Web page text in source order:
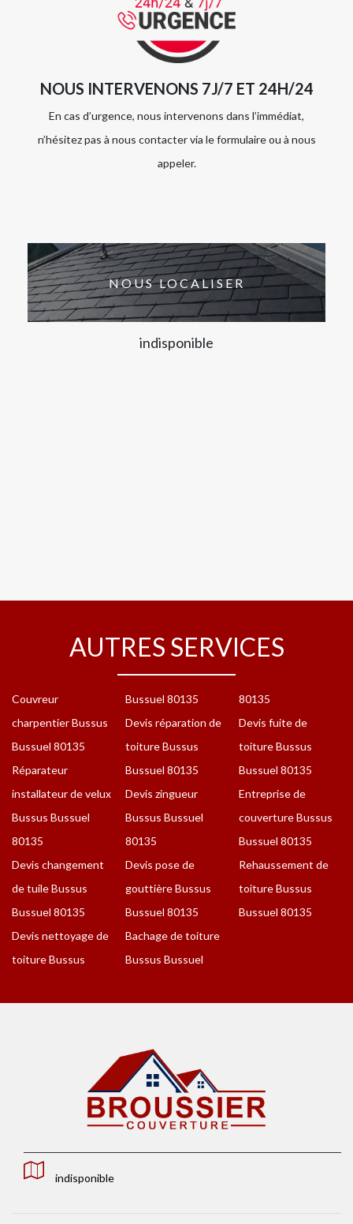
NOUS INTERVENONS 7J/7 ET 24H/24
En cas d’urgence, nous intervenons dans l’immédiat,
n’hésitez pas à nous contacter via le formulaire ou à nous
appeler.
NOUS LOCALISER
indisponible
AUTRES SERVICES
Couvreur
charpentier Bussus
Bussuel 80135
Réparateur
installateur de velux
Bussus Bussuel
80135
Devis changement
de tuile Bussus
Bussuel 80135
Devis nettoyage de
toiture Bussus
Bussuel 80135
Devis réparation de
toiture Bussus
Bussuel 80135
Devis zingueur
Bussus Bussuel
80135
Devis pose de
gouttière Bussus
Bussuel 80135
Bachage de toiture
Bussus Bussuel
80135
Devis fuite de
toiture Bussus
Bussuel 80135
Entreprise de
couverture Bussus
Bussuel 80135
Rehaussement de
toiture Bussus
Bussuel 80135
indisponible